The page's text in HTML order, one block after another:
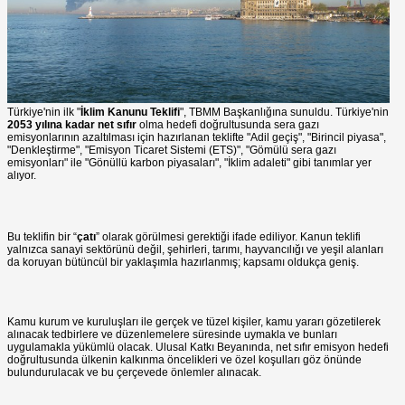
Türkiye'nin ilk "İklim Kanunu Teklifi", TBMM Başkanlığına sunuldu. Türkiye'nin
2053 yılına kadar net sıfır olma hedefi doğrultusunda sera gazı
emisyonlarının azaltılması için hazırlanan teklifte "Adil geçiş", "Birincil piyasa",
"Denkleştirme", "Emisyon Ticaret Sistemi (ETS)", "Gömülü sera gazı
emisyonları" ile "Gönüllü karbon piyasaları", "İklim adaleti" gibi tanımlar yer
alıyor.
Bu teklifin bir “çatı” olarak görülmesi gerektiği ifade ediliyor. Kanun teklifi
yalnızca sanayi sektörünü değil, şehirleri, tarımı, hayvancılığı ve yeşil alanları
da koruyan bütüncül bir yaklaşımla hazırlanmış; kapsamı oldukça geniş.
Kamu kurum ve kuruluşları ile gerçek ve tüzel kişiler, kamu yararı gözetilerek
alınacak tedbirlere ve düzenlemelere süresinde uymakla ve bunları
uygulamakla yükümlü olacak. Ulusal Katkı Beyanında, net sıfır emisyon hedefi
doğrultusunda ülkenin kalkınma öncelikleri ve özel koşulları göz önünde
bulundurulacak ve bu çerçevede önlemler alınacak.